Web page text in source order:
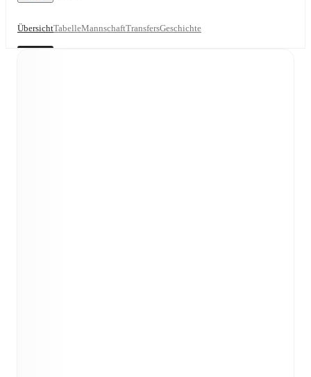
ÜbersichtTabelleMannschaftTransfersGeschichte